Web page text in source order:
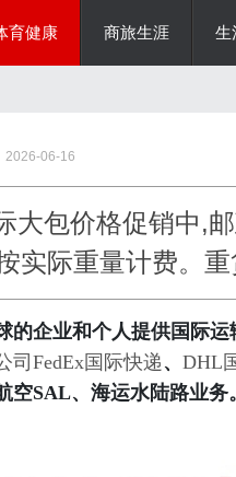
育健康 商旅生涯 生
2026-06-16
大包价格促销中,
实际重量计费。
的企业和个人提供国际
司 FedEx国际快递 、 DHL
空SAL、海运水陆路业务